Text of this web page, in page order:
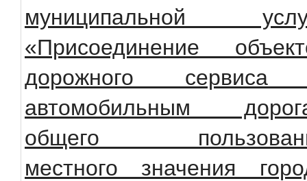
муниципальной
«Присоединение
дорожного
автомобильным
общего
местного значения